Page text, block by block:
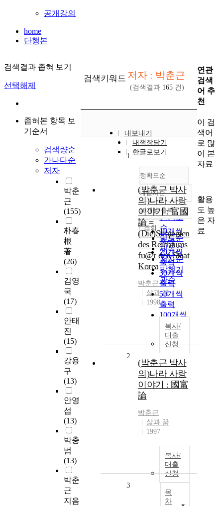
공개강의
home
단행본
검색결과 좁혀 보기
선택해제
좁혀본 항목 보
기순서
검색량순
가나다순
저자
박춘
근
(155)
朴春
根
著
(26)
김영
국
(17)
안태
진
(15)
강용
구
(13)
안영
섭
(13)
박충
범
(13)
박춘
근
지음
검색키워드 저자 : 박춘근
(검색결과 165 건)
내보내기
내책장담기
한글로보기
정확도순
정확도
순
인기도
순
연도순
제목순
저자순
발행기
관순
내림차순
내림차순
10개씩 출력
10개씩
출력
20개씩
출력
30개씩
출력
50개씩
출력
100개씩
출력
조회
1
(박춘근 박사
의)나라 사랑
이야기 : 富國
論 =
(Die)Strategien
des Reichtums
fu@r den Staat
Korea
박춘근
삶과 꿈
1998
복사/
대출
신청
2
(박춘근 박사
의)나라 사랑
이야기 : 國富
論
박춘근
삶과 꿈
1997
복사/
대출
신청
목
차
3
연관
검색
어 추
천
이 검
색어
로 많
이 본
자료
활용
도 높
은 자
료